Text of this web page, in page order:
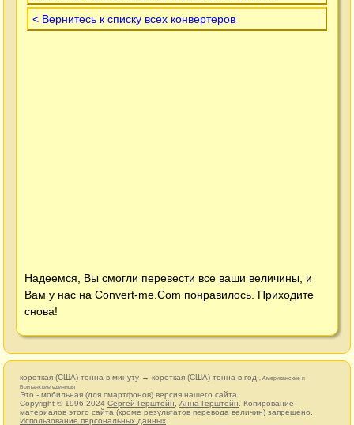
< Вернитесь к списку всех конвертеров
Надеемся, Вы смогли перевести все ваши величины, и
Вам у нас на Convert-me.Com понравилось. Приходите
снова!
короткая (США) тонна в минуту → короткая (США) тонна в год
, Американские и
Британские единицы
Это - мобильная (для смартфонов) версия нашего сайта.
Copyright © 1996-2024 Сергей Герштейн Анна Герштейн . Копирование
материалов этого сайта (кроме результатов перевода величин) запрещено.
Использование персональных данных